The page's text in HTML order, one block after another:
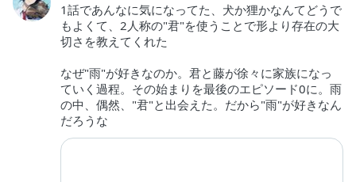
1話であんなに気になってた、犬か狸かなんてどうで
もよくて、2人称の"君"を使うことで形より存在の大
切さを教えてくれた
なぜ"雨"が好きなのか。君と藤が徐々に家族になっ
ていく過程。その始まりを最後のエピソード0に。雨
の中、偶然、"君"と出会えた。だから"雨"が好きなん
だろうな